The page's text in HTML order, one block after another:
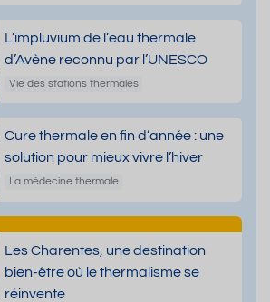
L’impluvium de l’eau thermale
d’Avène reconnu par l’UNESCO
Vie des stations thermales
Cure thermale en fin d’année : une
solution pour mieux vivre l’hiver
La médecine thermale
Les Charentes, une destination
bien-être où le thermalisme se
réinvente